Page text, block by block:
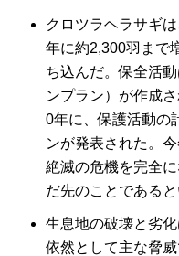
クロツラヘラサギ
年に約2,300羽まで
ち込んだ。保全活
ンプラン）が作成
0年に、保護活動の
ンが発表された。
絶滅の危機を完全
だ先のことである
生息地の破壊と劣
依然として主な脅